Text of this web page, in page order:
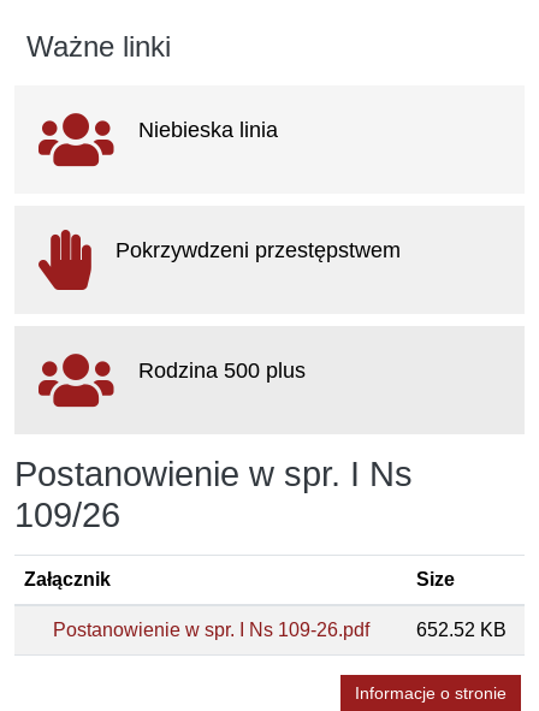
Postanowienie w spr. I Ns
109/26
Załącznik Size
Postanowienie w spr. I Ns 109-26.pdf 652.52 KB
Ważne linki
Ważne linki
Niebieska linia
Pokrzywdzeni przestępstwem
Rodzina 500 plus
Informacje o stronie